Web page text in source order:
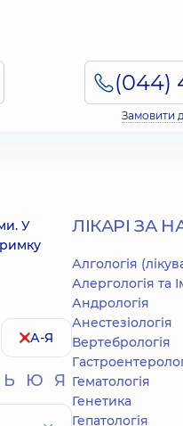
Замовити
У
А-Я
Ь Ю Я
ЛІКАРІ ЗА
Алгологія
Алергологія та
Андрологія
Анестезіологія
Вертебрологія
Гематологія
Генетика
Гепатологія